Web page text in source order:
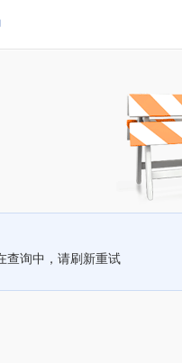
查询中，请刷新重试